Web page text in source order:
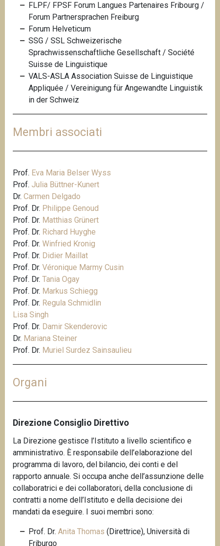
FLPF/ FPSF Forum Langues Partenaires Fribourg /
Forum Partnersprachen Freiburg
Forum Helveticum
SSG / SSL Schweizerische
Sprachwissenschaftliche Gesellschaft / Société
Suisse de Linguistique
VALS-ASLA Association Suisse de Linguistique
Appliquée / Vereinigung für Angewandte Linguistik
in der Schweiz
Membri associati
Prof. Eva Maria Belser Wyss
Prof. Julia Büttner-Kunert
Dr. Carmen Delgado
Prof. Dr. Philippe Genoud
Prof. Dr. Matthias Grünert
Prof. Dr. Richard Huyghe
Prof. Dr. Winfried Kronig
Prof. Dr. Didier Maillat
Prof. Dr. Véronique Marmy Cusin
Prof. Dr. Tania Ogay
Prof. Dr. Markus Schiegg
Prof. Dr. Regula Schmidlin
Lisa Singh
Prof. Dr. Damir Skenderovic
Dr. Mariana Steiner
Prof. Dr. Muriel Surdez Sainsaulieu
Organi
Direzione Consiglio Direttivo
La Direzione gestisce l’Istituto a livello scientifico e
amministrativo. È responsabile dell’elaborazione del
programma di lavoro, del bilancio, dei conti e del
rapporto annuale. Si occupa anche dell’assunzione delle
collaboratrici e dei collaboratori, della conclusione di
contratti a nome dell’Istituto e della decisione dei
mandati da eseguire. I suoi membri sono:
Prof. Dr. Anita Thomas (Direttrice), Università di
Friburgo